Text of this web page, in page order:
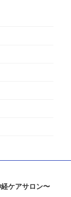
ケアサロン〜